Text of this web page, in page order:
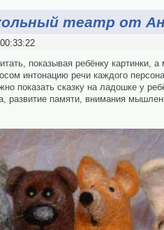
театр от
показывая ребёнку
интонацию речи каждого
показать сказку на ладошке у
развитие памяти, внимания